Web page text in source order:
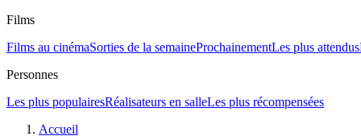
Films
Films au cinémaSorties de la semaineProchainementLes plus attendus
Personnes
Les plus populairesRéalisateurs en salleLes plus récompensées
Accueil